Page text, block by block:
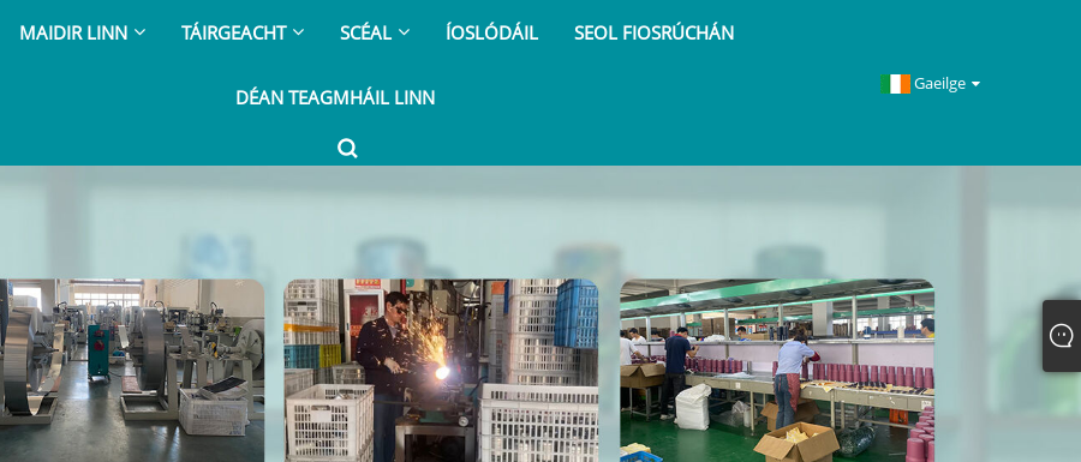
MAIDIR LINN TÁIRGEACHT SCÉAL ÍOSLÓDÁIL SEOL FIOSRÚCHÁN
DÉAN TEAGMHÁIL LINN
Gaeilge